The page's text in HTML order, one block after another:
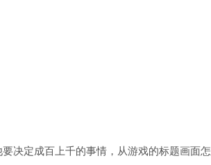
决定成百上千的事情，从游戏的标题画面怎